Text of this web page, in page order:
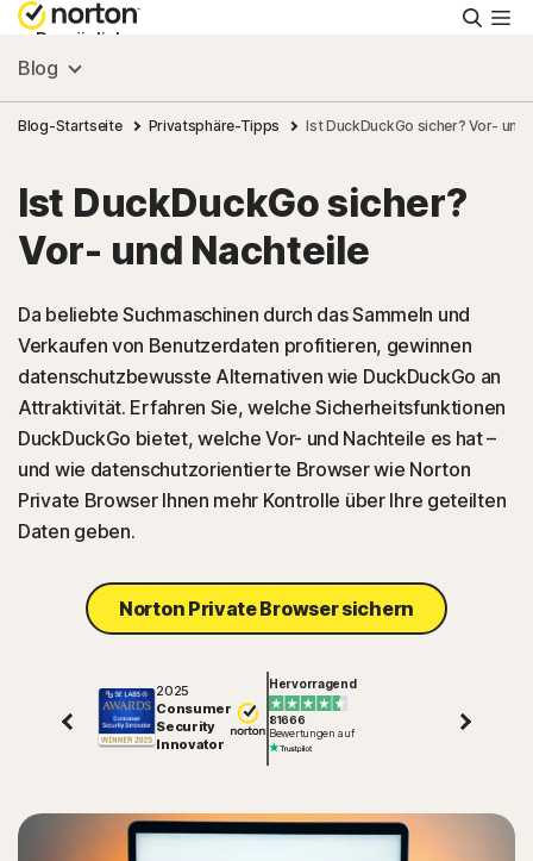
Persönlich
Small Business
Ressourcen
Support
Kostenlos testen
Deutschland
Einloggen
Blog
Blog-Startseite Privatsphäre-Tipps Ist DuckDuckGo sicher? Vor- und
Ist DuckDuckGo sicher?
Vor- und Nachteile
Da beliebte Suchmaschinen durch das Sammeln und
Verkaufen von Benutzerdaten profitieren, gewinnen
datenschutzbewusste Alternativen wie DuckDuckGo an
Attraktivität. Erfahren Sie, welche Sicherheitsfunktionen
DuckDuckGo bietet, welche Vor- und Nachteile es hat –
und wie datenschutzorientierte Browser wie Norton
Private Browser Ihnen mehr Kontrolle über Ihre geteilten
Daten geben.
Norton Private Browser sichern
2025
Consumer
Security
Innovator
Hervorragend
81666
Bewertungen auf